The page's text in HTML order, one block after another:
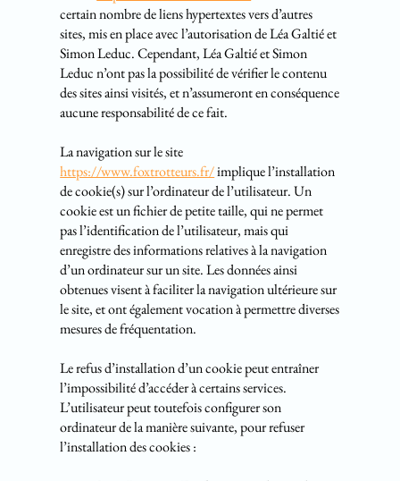
certain nombre de liens hypertextes vers d’autres
sites, mis en place avec l’autorisation de Léa Galtié et
Simon Leduc. Cependant, Léa Galtié et Simon
Leduc n’ont pas la possibilité de vérifier le contenu
des sites ainsi visités, et n’assumeront en conséquence
aucune responsabilité de ce fait.
La navigation sur le site
https://www.foxtrotteurs.fr/implique l’installation
de cookie(s) sur l’ordinateur de l’utilisateur. Un
cookie est un fichier de petite taille, qui ne permet
pas l’identification de l’utilisateur, mais qui
enregistre des informations relatives à la navigation
d’un ordinateur sur un site. Les données ainsi
obtenues visent à faciliter la navigation ultérieure sur
le site, et ont également vocation à permettre diverses
mesures de fréquentation.
Le refus d’installation d’un cookie peut entraîner
l’impossibilité d’accéder à certains services.
L’utilisateur peut toutefois configurer son
ordinateur de la manière suivante, pour refuser
l’installation des cookies :